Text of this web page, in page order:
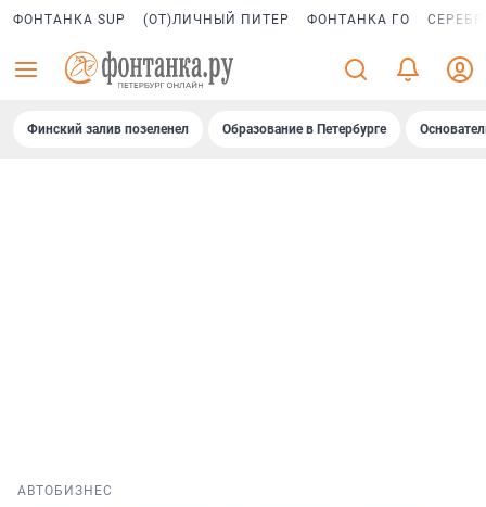
ФОНТАНКА SUP (ОТ)ЛИЧНЫЙ ПИТЕР ФОНТАНКА ГО
Финский залив позеленел Образование в Петербурге
АВТО БИЗНЕС